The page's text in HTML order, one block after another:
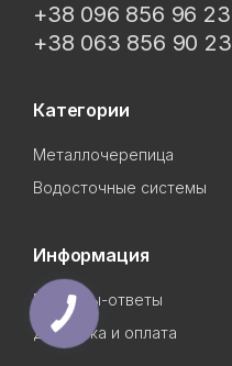
+38 096 856 96 23
+38 063 856 90 23
Категории
Металлочерепица
Водосточные системы
Информация
Вопросы-ответы
Доставка и оплата